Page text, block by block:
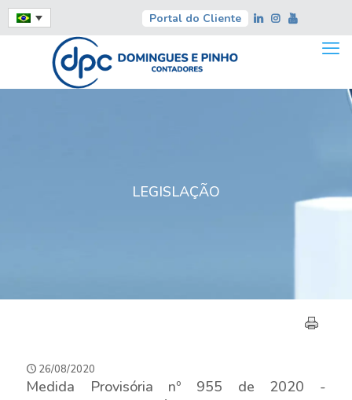
Portal do Cliente
LEGISLAÇÃO
26/08/2020
Medida Provisória nº 955 de 2020 -